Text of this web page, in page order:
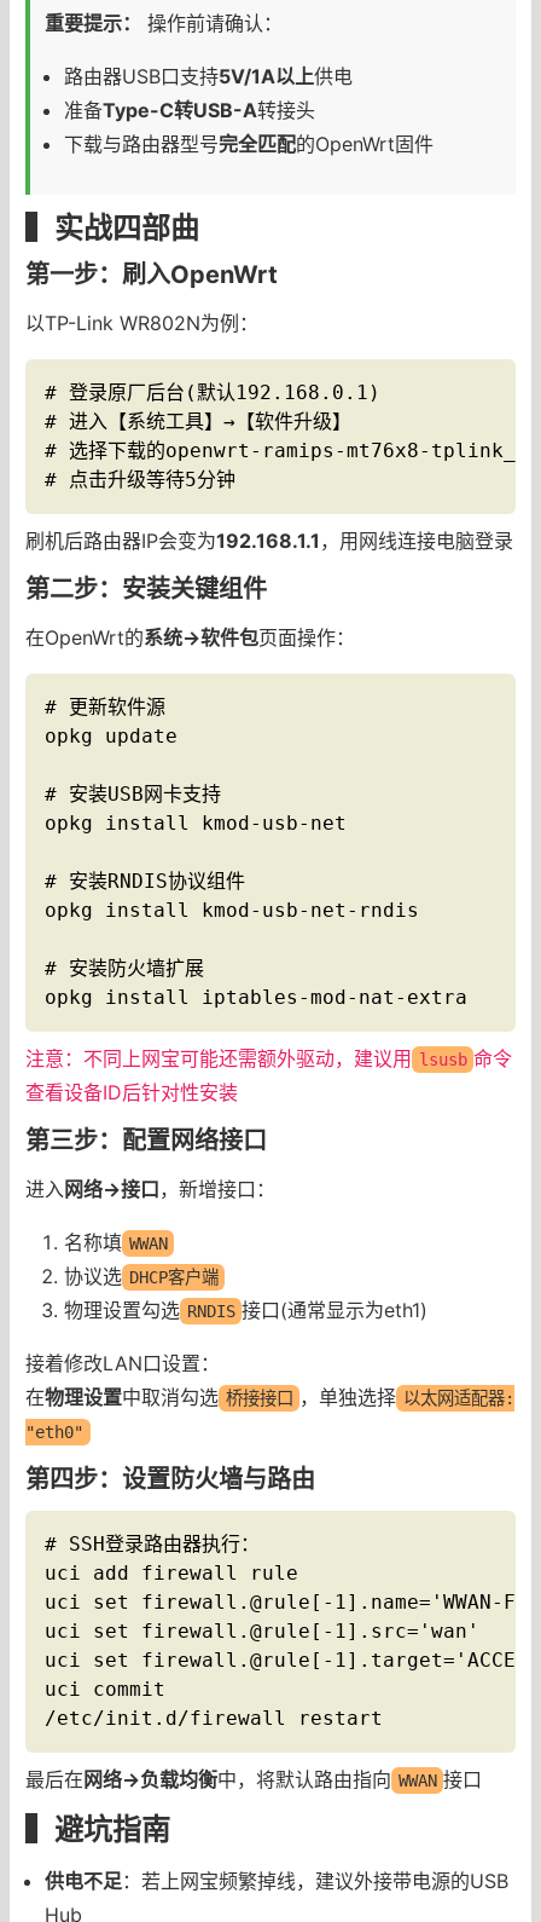
重要提示： 操作前请确认：
路由器USB口支持5V/1A以上供电
准备Type-C转USB-A转接头
下载与路由器型号完全匹配的OpenWrt固件
▍实战四部曲
第一步：刷入OpenWrt
以TP-Link WR802N为例：
# 登录原厂后台(默认192.168.0.1)
# 进入【系统工具】→【软件升级】
# 选择下载的openwrt-ramips-mt76x8-
# 点击升级等待5分钟
刷机后路由器IP会变为192.168.1.1 ，用网线连接电脑登录
第二步：安装关键组件
在OpenWrt的系统→软件包页面操作：
# 更新软件源
opkg update
# 安装USB网卡支持
opkg install kmod-usb-net
# 安装RNDIS协议组件
opkg install kmod-usb-net-rndis
# 安装防火墙扩展
opkg install iptables-mod-nat-extra
注意：不同上网宝可能还需额外驱动，建议用 lsusb 命令
查看设备ID后针对性安装
第三步：配置网络接口
进入网络→接口，新增接口：
名称填 WWAN
协议选 DHCP客户端
物理设置勾选 RNDIS 接口(通常显示为eth1)
接着修改LAN口设置：
在物理设置中取消勾选 桥接接口 ，单独选择 以太网适配器:
"eth0"
第四步：设置防火墙与路由
# SSH登录路由器执行：
uci add firewall rule
uci set firewall.@rule[-1].name='WWAN-
uci set firewall.@rule[-1].src='wan'
uci set firewall.@rule[-
uci commit
/etc/init.d/firewall restart
最后在网络→负载均衡中，将默认路由指向 WWAN 接口
▍避坑指南
供电不足 ：若上网宝频繁掉线，建议外接带电源的USB
Hub